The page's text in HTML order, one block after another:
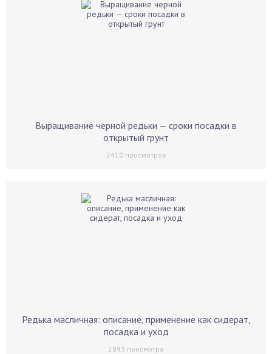
Выращивание черной редьки — сроки посадки в
открытый грунт
2410просмотров
Редька масличная: описание, применение как сидерат,
посадка и уход
2893 просмотра